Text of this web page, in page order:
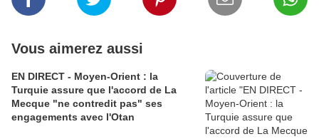
Vous aimerez aussi
EN DIRECT - Moyen-Orient : la
Turquie assure que l'accord de La
Mecque "ne contredit pas" ses
engagements avec l'Otan